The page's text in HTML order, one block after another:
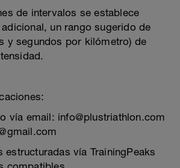
de intervalos se establece
un rango sugerido de
y segundos por kilómetro) de
vía email: info@plustriathlon.com
estructuradas vía TrainingPeaks